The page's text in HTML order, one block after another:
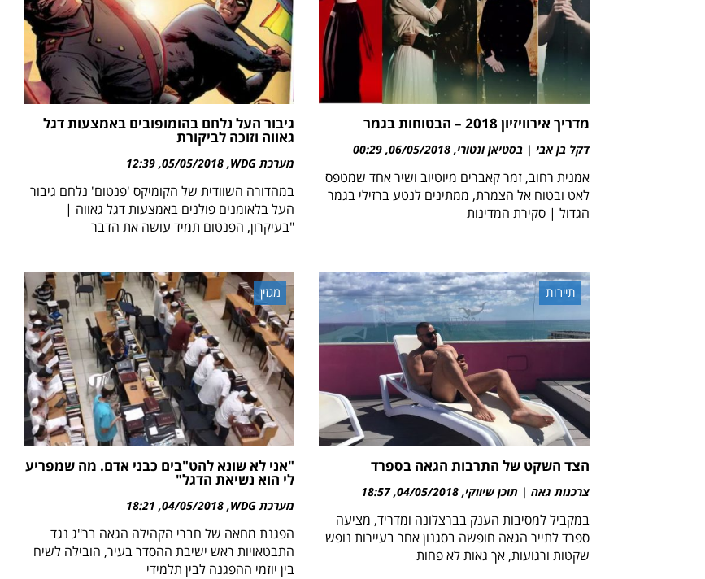
מדריך אירוויזיון 2018 – הבטוחות בגמר
דקל בן אבי | בסטיאן ונטורי 06/05/2018
00:29
אמנית רחוב, זמר קאברים מיוטיוב ושיר אחד שמטפס
לאט ובטוח אל הצמרת, ממתינים לנטע ברזילי בגמר
הגדול | סקירת המדינות
גיבור העל נלחם בהומופובים באמצעות דגל
גאווה וזוכה לביקורת
מערכת WDG 05/05/2018
12:39
במהדורה השוודית של הקומיקס 'פנטום' נלחם גיבור
העל בלאומנים פולנים באמצעות דגל גאווה |
"בעיקרון, הפנטום תמיד עושה את הדבר
תיירות
הצד השקט של התרבות הגאה בספרד
צרכנות גאה | תוכן שיווקי 04/05/2018
18:57
במקביל למסיבות הענק בברצלונה ומדריד, מציעה
ספרד לתייר הגאה חופשה בסגנון אחר בעיירות נופש
שקטות ורגועות, אך גאות לא פחות
מגזין
"אני לא שונא להט"בים כבני אדם. מה שמפריע
לי הוא נשיאת הדגל"
מערכת WDG 04/05/2018
18:21
הפגנת מחאה של חברי הקהילה הגאה בר"ג נגד
התבטאויות ראש ישיבת ההסדר בעיר, הובילה לשיח
בין יוזמי ההפגנה לבין תלמידי